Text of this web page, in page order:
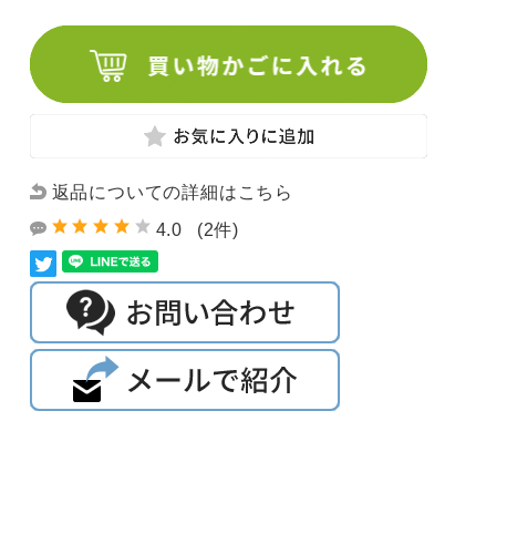
返品についての詳細はこちら
4.0
(2件)